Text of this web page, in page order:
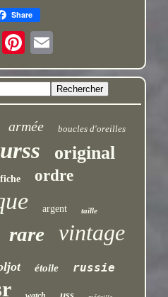
Share
armée boucles d'oreilles
urss original
ordre
argent taille
rare vintage
étoile
russie
uss